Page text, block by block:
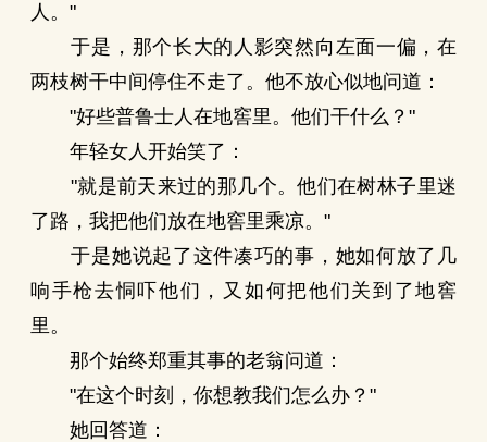
人。"
于是，那个长大的人影突然向左面一偏，在
两枝树干中间停住不走了。他不放心似地问道：
"好些普鲁士人在地窖里。他们干什么？"
年轻女人开始笑了：
"就是前天来过的那几个。他们在树林子里迷
了路，我把他们放在地窖里乘凉。"
于是她说起了这件凑巧的事，她如何放了几
响手枪去恫吓他们，又如何把他们关到了地窖
里。
那个始终郑重其事的老翁问道：
"在这个时刻，你想教我们怎么办？"
她回答道：